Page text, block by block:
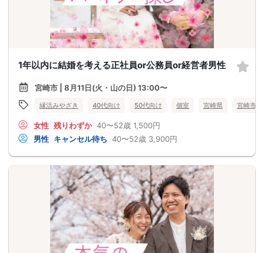
1年以内に結婚を考える正社員or公務員or経営者男性
宮崎市 | 8月11日(火・山の日) 13:00〜
縁活みやざき 40代向け 50代向け 個室 宮崎県 宮崎市
女性 残りわずか 40〜52歳 1,500円
男性 キャンセル待ち 40〜52歳 3,900円